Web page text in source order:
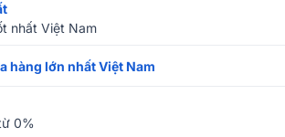
nhất Việt Nam
hàng lớn nhất Việt Nam
0%